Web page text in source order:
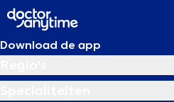
Download de app